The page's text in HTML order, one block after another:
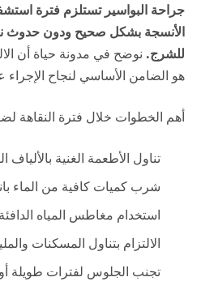
جراحة البواسير تستلزم فترة
الأنسجة بشكل صحيح ودون حدوث
للشرج. نوضح في مدونة حياة أن
هو الضامن الأساسي لنجاح الإجراء
أهم الخطوات خلال فترة النقاهة
تناول الأطعمة الغنية بالألياف
شرب كميات كافية من الماء
استخدام مغاطس المياه
الالتزام بتناول المسكنات
تجنب الجلوس لفترات طويلة أو